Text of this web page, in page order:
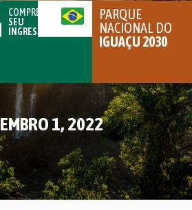
COMPRE
SEU
INGRESSO
PARQUE
NACIONAL DO
IGUAÇU 2030
1, 2022